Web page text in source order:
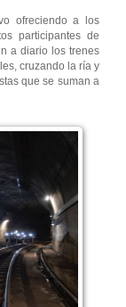
ofreciendo a los
participantes de
a diario los trenes
cruzando la ría y
que se suman a